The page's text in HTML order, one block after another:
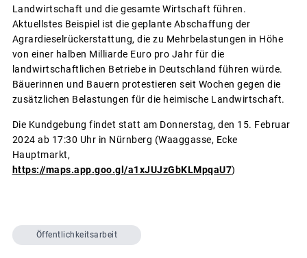
Landwirtschaft und die gesamte Wirtschaft führen.
Aktuellstes Beispiel ist die geplante Abschaffung der
Agrardieselrückerstattung, die zu Mehrbelastungen in Höhe
von einer halben Milliarde Euro pro Jahr für die
landwirtschaftlichen Betriebe in Deutschland führen würde.
Bäuerinnen und Bauern protestieren seit Wochen gegen die
zusätzlichen Belastungen für die heimische Landwirtschaft.
Die Kundgebung findet statt am Donnerstag, den 15. Februar
2024 ab 17:30 Uhr in Nürnberg (Waaggasse, Ecke
Hauptmarkt,
https://maps.app.goo.gl/a1xJUJzGbKLMpqaU7)
Öffentlichkeitsarbeit